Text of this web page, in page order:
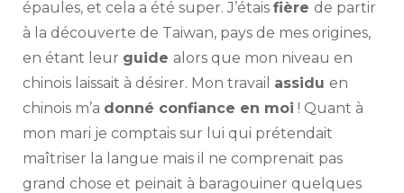
épaules, et cela a été super. J’étais fière de partir
à la découverte de Taiwan, pays de mes origines,
en étant leur guide alors que mon niveau en
chinois laissait à désirer. Mon travail assidu en
chinois m’a donné confiance en moi ! Quant à
mon mari je comptais sur lui qui prétendait
maîtriser la langue mais il ne comprenait pas
grand chose et peinait à baragouiner quelques